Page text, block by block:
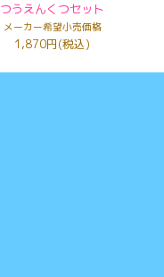
つうえんくつセット
メーカー希望小売価格
1,870円(税込)